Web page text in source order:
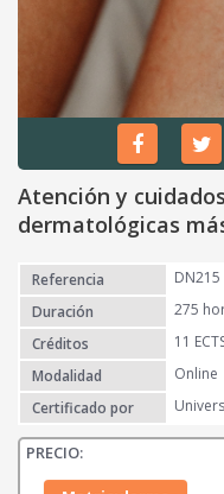
Atención y
dermatológicas
Referencia
DN215
Duración
275
Créditos
11
Modalidad
Online
Certificado por